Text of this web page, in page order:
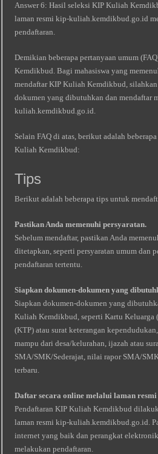
Answer 6: Hasil seleksi KIP Kuliah
laman resmi kip-kuliah.kemdikbud.go.id
pendaftaran.
Demikian beberapa pertanyaan umum
Kemdikbud. Bagi mahasiswa yang
mendaftar KIP Kuliah Kemdikbud,
dokumen yang dibutuhkan dan mendaftar
kuliah.kemdikbud.go.id.
Selain FAQ di atas, berikut adalah
Kuliah Kemdikbud:
Tips
Berikut adalah beberapa tips untuk
Pastikan Anda memenuhi persyaratan.
Sebelum mendaftar, pastikan Anda
ditetapkan, seperti persyaratan umum dan
pendaftaran tertentu.
Siapkan dokumen-dokumen yang
Siapkan dokumen-dokumen yang
Kuliah Kemdikbud, seperti Kartu Keluarga
(KTP) atau surat keterangan
mampu dari desa/kelurahan, ijazah atau
SMA/SMK/Sederajat, nilai rapor SMA/
terbaru.
Daftar secara online melalui laman
Pendaftaran KIP Kuliah Kemdikbud
laman resmi kip-kuliah.kemdikbud.go.id.
internet yang baik dan perangkat
melakukan pendaftaran.